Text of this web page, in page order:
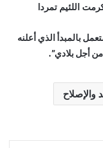
اللئيم تمردا
بالمبدأ الذي أعلنه
أجل بلادي”.
والإصلاح